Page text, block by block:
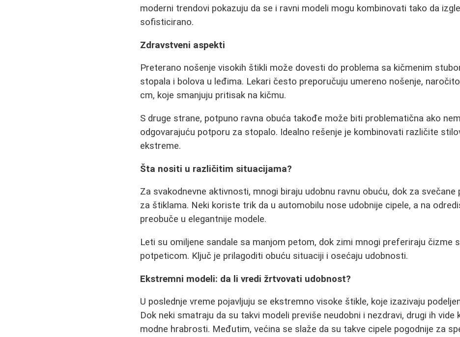
moderni trendovi pokazuju da se i ravni modeli mogu kombinovati tako da
sofisticirano.
Zdravstveni aspekti
Preterano nošenje visokih štikli može dovesti do problema sa kičmenim
stopala i bolova u leđima. Lekari često preporučuju umereno nošenje,
cm, koje smanjuju pritisak na kičmu.
S druge strane, potpuno ravna obuća takođe može biti problematična ako
odgovarajuću potporu za stopalo. Idealno rešenje je kombinovati različite
ekstreme.
Šta nositi u različitim situacijama?
Za svakodnevne aktivnosti, mnogi biraju udobnu ravnu obuću, dok za svečane
za štiklama. Neki koriste trik da u automobilu nose udobnije cipele, a na
preobuče u elegantnije modele.
Leti su omiljene sandale sa manjom petom, dok zimi mnogi preferiraju čizme
potpeticom. Ključ je prilagoditi obuću situaciji i osećaju udobnosti.
Ekstremni modeli: da li vredi žrtvovati udobnost?
U poslednje vreme pojavljuju se ekstremno visoke štikle, koje izazivaju
Dok neki smatraju da su takvi modeli previše neudobni i nezdravi, drugi ih vide
modne hrabrosti. Međutim, većina se slaže da su takve cipele pogodnije za